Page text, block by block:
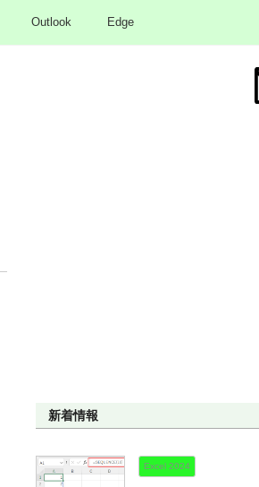
Outlook Edge
新着情報
Excel 2024